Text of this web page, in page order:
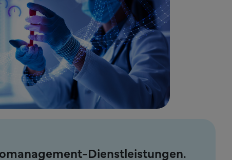
Dienstleistungen.